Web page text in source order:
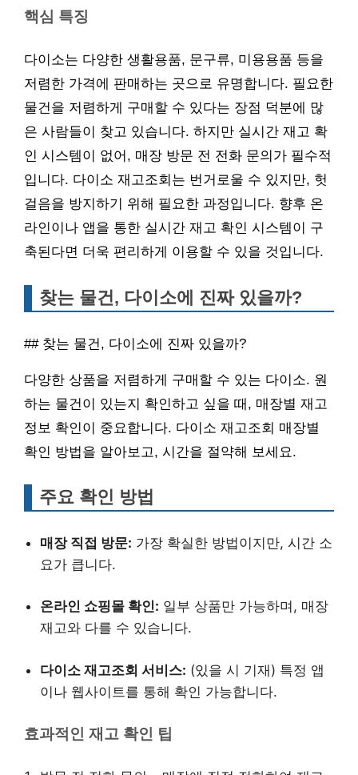
핵심 특징
다이소는 다양한 생활용품, 문구류, 미용용품 등을
저렴한 가격에 판매하는 곳으로 유명합니다. 필요한
물건을 저렴하게 구매할 수 있다는 장점 덕분에 많
은 사람들이 찾고 있습니다. 하지만 실시간 재고 확
인 시스템이 없어, 매장 방문 전 전화 문의가 필수적
입니다. 다이소 재고조회는 번거로울 수 있지만, 헛
걸음을 방지하기 위해 필요한 과정입니다. 향후 온
라인이나 앱을 통한 실시간 재고 확인 시스템이 구
축된다면 더욱 편리하게 이용할 수 있을 것입니다.
찾는 물건, 다이소에 진짜 있을까?
## 찾는 물건, 다이소에 진짜 있을까?
다양한 상품을 저렴하게 구매할 수 있는 다이소. 원
하는 물건이 있는지 확인하고 싶을 때, 매장별 재고
정보 확인이 중요합니다. 다이소 재고조회 매장별
확인 방법을 알아보고, 시간을 절약해 보세요.
주요 확인 방법
매장 직접 방문: 가장 확실한 방법이지만, 시간 소
요가 큽니다.
온라인 쇼핑몰 확인: 일부 상품만 가능하며, 매장
재고와 다를 수 있습니다.
다이소 재고조회 서비스: (있을 시 기재) 특정 앱
이나 웹사이트를 통해 확인 가능합니다.
효과적인 재고 확인 팁